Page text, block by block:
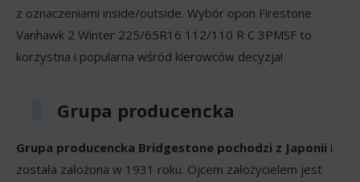
z oznaczeniami inside/outside. Wybór opon Firestone
Vanhawk 2 Winter 225/65R16 112/110 R C 3PMSF to
korzystna i popularna wśród kierowców decyzja!
Grupa producencka
Grupa producencka Bridgestone pochodzi z Japonii i
została założona w 1931 roku. Ojcem założycielem jest